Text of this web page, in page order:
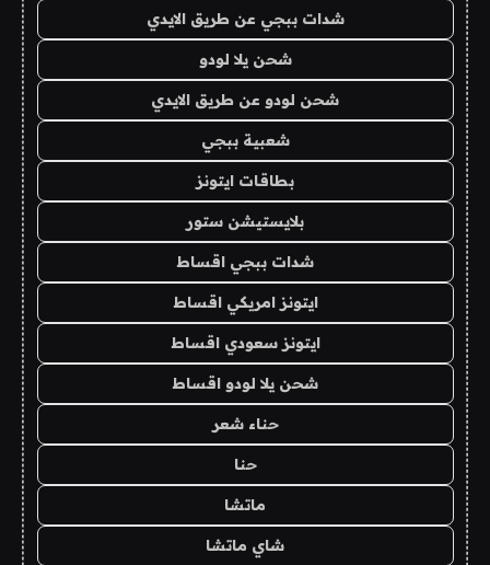
شدات ببجي عن طريق الايدي
شحن يلا لودو
شحن لودو عن طريق الايدي
شعبية ببجي
بطاقات ايتونز
بلايستيشن ستور
شدات ببجي اقساط
ايتونز امريكي اقساط
ايتونز سعودي اقساط
شحن يلا لودو اقساط
حناء شعر
حنا
ماتشا
شاي ماتشا